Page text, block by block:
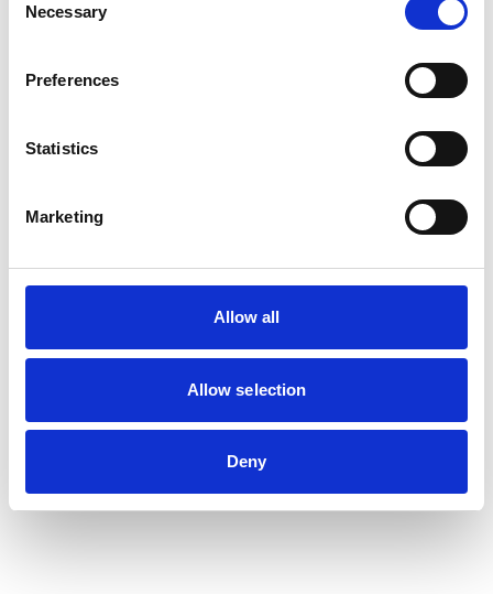
Selection
Necessary
Preferences
Statistics
Marketing
Allow all
Allow selection
Deny